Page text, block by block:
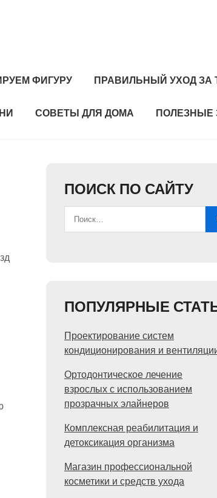
ФИГУРУ ПРАВИЛЬНЫЙ УХОД ЗА
СОВЕТЫ ДЛЯ ДОМА ПОЛЕЗНЫЕ
ПОИСК ПО САЙТУ
ПОПУЛЯРНЫЕ
Проектирование систем
кондиционирования и
Ортодонтическое лечение
взрослых с использованием
прозрачных элайнеров
Комплексная реабилитация и
детоксикация организма
Магазин профессиональной
косметики и средств ухода